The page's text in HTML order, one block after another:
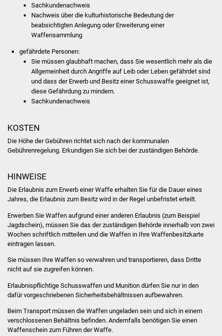
Familientreff
Schülerferienprogramm
Migration und Integration
Wohnimmobilien +
Baugrundstücke
Wirtschaft
Haushalt & Infos
Wirtschaftsförderung
Gewerbeimmobilien
Sachkundenachweis
Nachweis über die kulturhistorische Bedeutung der
beabsichtigten Anlegung oder Erweiterung einer
Waffensammlung
gefährdete Personen:
Sie müssen glaubhaft machen, dass Sie wesentlich mehr als die
Allgemeinheit durch Angriffe auf Leib oder Leben gefährdet sind
und dass der Erwerb und Besitz einer Schusswaffe geeignet ist,
diese Gefährdung zu mindern.
Sachkundenachweis
KOSTEN
Die Höhe der Gebühren richtet sich nach der kommunalen
Gebührenregelung. Erkundigen Sie sich bei der zuständigen Behörde.
HINWEISE
Die Erlaubnis zum Erwerb einer Waffe erhalten Sie für die Dauer eines
Jahres, die Erlaubnis zum Besitz wird in der Regel unbefristet erteilt.
Erwerben Sie Waffen aufgrund einer anderen Erlaubnis (zum Beispiel
Jagdschein), müssen Sie das der zuständigen Behörde innerhalb von zwei
Wochen schriftlich mitteilen und die Waffen in Ihre Waffenbesitzkarte
eintragen lassen.
Sie müssen Ihre Waffen so verwahren und transportieren, dass Dritte
nicht auf sie zugreifen können.
Erlaubnispflichtige Schusswaffen und Munition dürfen Sie nur in den
dafür vorgeschriebenen Sicherheitsbehältnissen aufbewahren.
Beim Transport müssen die Waffen ungeladen sein und sich in einem
verschlossenen Behältnis befinden. Andernfalls benötigen Sie einen
Waffenschein zum Führen der Waffe.